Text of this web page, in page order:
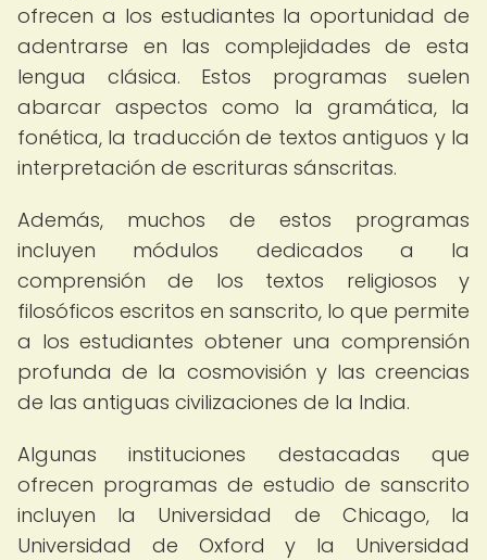
ofrecen a los estudiantes la oportunidad de
adentrarse en las complejidades de esta
lengua clásica. Estos programas suelen
abarcar aspectos como la gramática, la
fonética, la traducción de textos antiguos y la
interpretación de escrituras sánscritas.
Además, muchos de estos programas
incluyen módulos dedicados a la
comprensión de los textos religiosos y
filosóficos escritos en sanscrito, lo que permite
a los estudiantes obtener una comprensión
profunda de la cosmovisión y las creencias
de las antiguas civilizaciones de la India.
Algunas instituciones destacadas que
ofrecen programas de estudio de sanscrito
incluyen la Universidad de Chicago, la
Universidad de Oxford y la Universidad